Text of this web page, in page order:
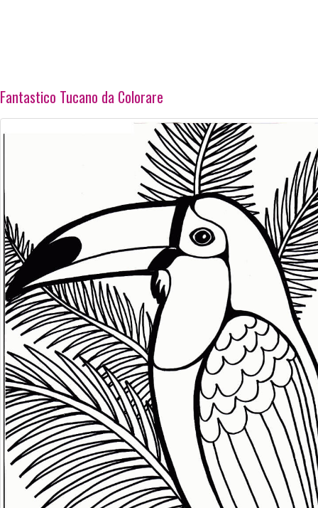
Fantastico Tucano da Colorare